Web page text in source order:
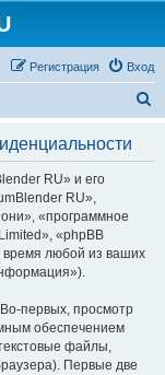
Вход
Регистрация
RU» и его
RU»,
«программное
«phpBB
любой из ваших
первых, просмотр
обеспечением
файлы,
Первые две